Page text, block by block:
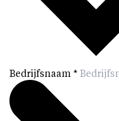
Bedrijfsnaam *